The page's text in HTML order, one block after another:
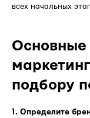
всех начальных
Основные
подбору
1. Определите